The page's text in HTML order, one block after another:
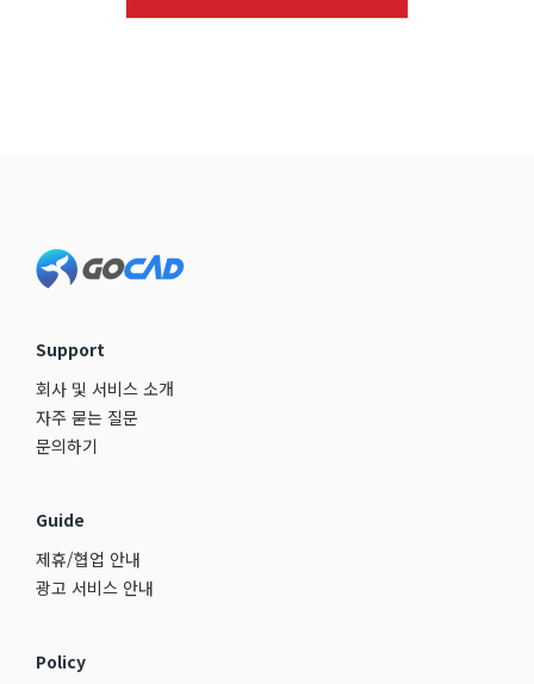
Support
회사 및 서비스 소개
자주 묻는 질문
문의하기
Guide
제휴/협업 안내
광고 서비스 안내
Policy